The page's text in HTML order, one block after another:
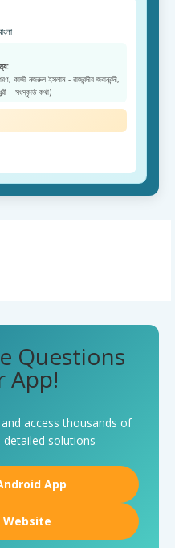
কাজী নজরুল ইসলাম - রাজবন্দীর জবানবন্দী,
– সংস্কৃতি কথা)
Questions
App!
access thousands of
solutions
App